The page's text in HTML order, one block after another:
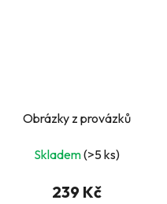
Obrázky z provázků
Skladem(>5 ks)
239 Kč